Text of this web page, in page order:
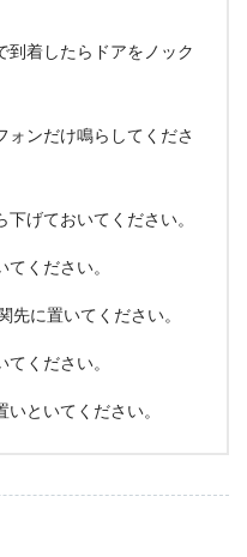
到着したらドアをノック
ォンだけ鳴らしてくださ
下げておいてください。
ください。
先に置いてください。
ください。
といてください。